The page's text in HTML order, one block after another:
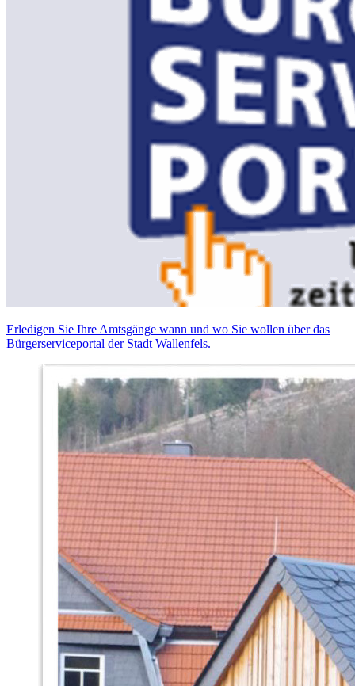
Erledigen Sie Ihre Amtsgänge wann und wo Sie wollen über das
Bürgerserviceportal der Stadt Wallenfels.